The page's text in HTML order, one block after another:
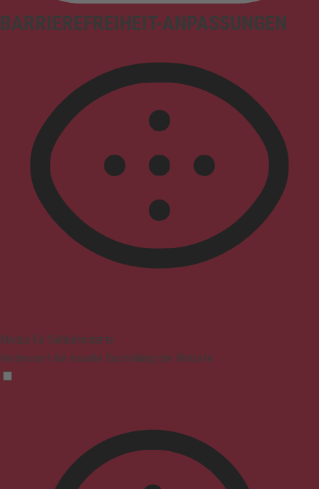
BARRIEREFREIHEIT-ANPASSUNGEN
Modus für Sehbehinderte
Verbessert die visuelle Darstellung der Website